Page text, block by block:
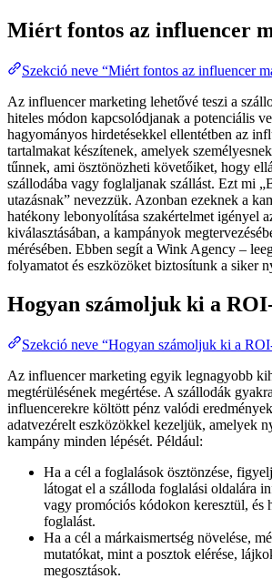
Miért fontos az influencer
Szekció neve “Miért fontos az influencer
Az influencer marketing lehetővé teszi a
hiteles módon kapcsolódjanak a potenciális
hagyományos hirdetésekkel ellentétben az
tartalmakat készítenek, amelyek
tűnnek, ami ösztönözheti követőiket, hogy
szállodába vagy foglaljanak szállást. Ezt mi
utazásnak” nevezzük. Azonban ezeknek a
hatékony lebonyolítása szakértelmet igényel
kiválasztásában, a kampányok
mérésében. Ebben segít a Wink Agency –
folyamatot és eszközöket biztosítunk a siker
Hogyan számoljuk ki a
Szekció neve “Hogyan számoljuk ki a
Az influencer marketing egyik legnagyobb
megtérülésének megértése. A szállodák
influencerekre költött pénz valódi
adatvezérelt eszközökkel kezeljük, amelyek
kampány minden lépését. Például:
Ha a cél a foglalások ösztönzése,
látogat el a szálloda foglalási oldalára
vagy promóciós kódokon keresztül, és
foglalást.
Ha a cél a márkaismertség növelése,
mutatókat, mint a posztok elérése,
megosztások.